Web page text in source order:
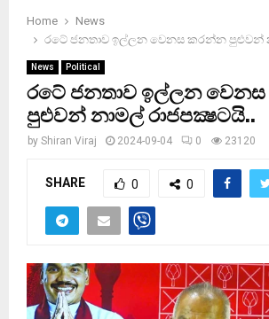
Home
News
රටේ ජනතාව ඉල්ලන වෙනස කරන්න පුළුවන්
News Political
රටේ ජනතාව ඉල්ලන
පුළුවන් නාමල් රාජපක්‍ෂටයි..
by Shiran Viraj 2024-09-04 0 23120
SHARE 0 0